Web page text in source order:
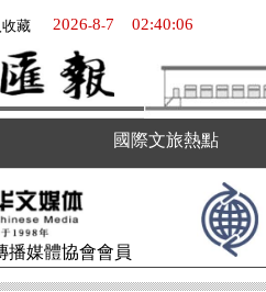
國際文旅熱點
2026-8-7 02:40:06
藏
播媒體協會會員